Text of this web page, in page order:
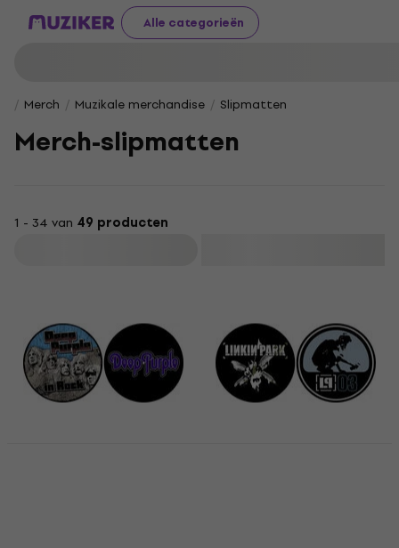
Alle categorieën
Merch Muzikale merchandise Slipmatten
Merch-slipmatten
1 - 34 van 49 producten